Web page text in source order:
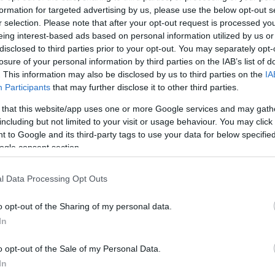
for targeted advertising by us, please use the below opt-out
selection. Please note that after your opt-out request is processed
interest-based ads based on personal information utilized by us
to third parties prior to your opt-out. You may separately
of your personal information by third parties on the IAB’s list of
This information may also be disclosed by us to third parties on the
Participants that may further disclose it to other third parties.
that this website/app uses one or more Google services and may
but not limited to your visit or usage behaviour. You may
to Google and its third-party tags to use your data for below
consent section.
Data Processing Opt Outs
opt-out of the Sharing of my personal data.
opt-out of the Sale of my Personal Data.
ΕΡΤ, που αντί για θύμα των Βρετανών είπε τη λέξη
ο τελευταίος που απαγχονίστηκε από τους
από τους αμόρφωτους μπούφους της ΥΕΝΕΔ
αυτή η χώρα κάθε μέρα…
δεν έγινε κάποια διόρθωση ή διευκρίνιση ούτε
την παρέλαση, αλλά ούτε και από το